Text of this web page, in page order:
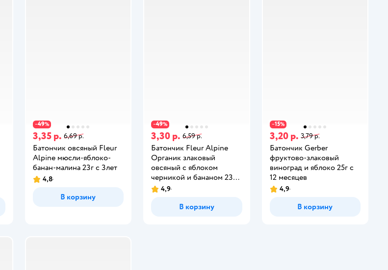
−49%
3,35 р. 6,69 р.
Батончик овсяный Fleur
Alpine мюсли-яблоко-
банан-малина 23г с 3лет
4,8
В корзину
−49%
3,30 р. 6,59 р.
Батончик Fleur Alpine
Органик злаковый
овсяный с яблоком
черникой и бананом 23г с
3лет4,9
В корзину
−15%
3,20 р. 3,79 р.
Батончик Gerber
фруктово-злаковый
виноград и яблоко 25г с
12 месяцев
4,9
В корзину